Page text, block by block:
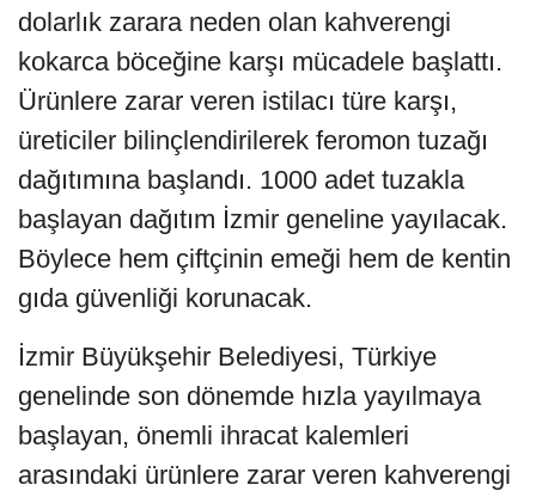
dolarlık zarara neden olan kahverengi
kokarca böceğine karşı mücadele başlattı.
Ürünlere zarar veren istilacı türe karşı,
üreticiler bilinçlendirilerek feromon tuzağı
dağıtımına başlandı. 1000 adet tuzakla
başlayan dağıtım İzmir geneline yayılacak.
Böylece hem çiftçinin emeği hem de kentin
gıda güvenliği korunacak.
İzmir Büyükşehir Belediyesi, Türkiye
genelinde son dönemde hızla yayılmaya
başlayan, önemli ihracat kalemleri
arasındaki ürünlere zarar veren kahverengi